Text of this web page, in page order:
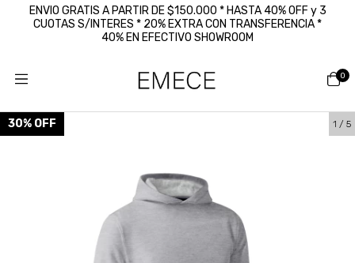
ENVIO GRATIS A PARTIR DE $150.000 * HASTA 40% OFF y 3
CUOTAS S/INTERES * 20% EXTRA CON TRANSFERENCIA *
40% EN EFECTIVO SHOWROOM
0
30% OFF 1 / 5